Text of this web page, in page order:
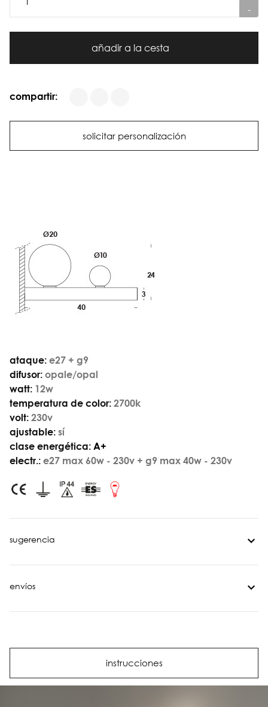
-
añadir a la cesta
compartir:
solicitar personalización
ataque: e27 + g9
difusor: opale/opal
watt: 12w
temperatura de color: 2700k
volt: 230v
ajustable: sí
clase energética: A+
electr.: e27 max 60w - 230v + g9 max 40w - 230v
sugerencia
envíos
instrucciones